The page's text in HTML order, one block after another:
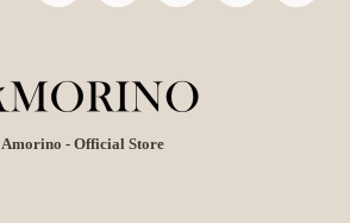
Amorino - Official Store